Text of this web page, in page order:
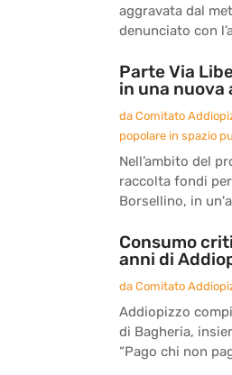
aggravata dal
denunciato con
Parte Via
in una nuova
da Comitato
popolare in spazio
Nell’ambito del
raccolta fondi
Borsellino, in
Consumo
anni di
da Comitato
Addiopizzo
di Bagheria,
“Pago chi non